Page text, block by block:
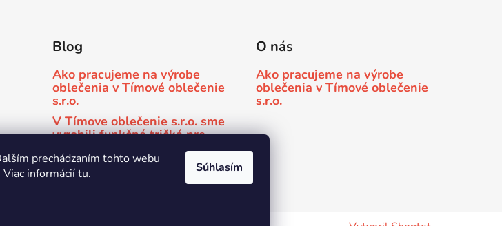
prechádzaním tohto webu
informáciítu. Súhlasím
Blog
Ako pracujeme na výrobe
oblečenia v Tímové oblečenie
s.r.o.
V Tímove oblečenie s.r.o. sme
vyrobili funkčné tričká pre
športový klub kickboxu Minda
Gym Bratislava
O nás
Ako pracujeme na výrobe
oblečenia v Tímové oblečenie
s.r.o.